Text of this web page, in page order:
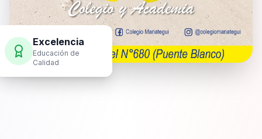
Excelencia
Educación de
Calidad